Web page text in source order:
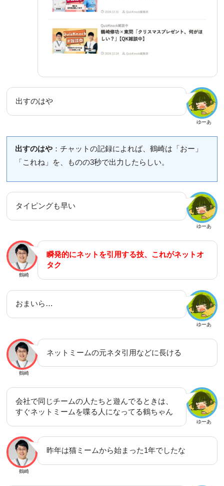
ゆーあ
出すのはや
出すのはや：チャットの記録によれば、鶴崎は「おー」
「これね」を、ものの3秒で出力したらしい。
ゆーあ
タイピングも早い
鶴崎
瞬発的にネットを引用する技、これがネットオ
タク
ゆーあ
おまいら…
鶴崎
ネットミームの元ネタ引用などに長ける
ゆーあ
会社で同じチームの人たちと遊んでるときは、
すぐネットミームを喋る人になってる鶴ちゃん
鶴崎
昨年は猫ミームから始まった1年でしたな